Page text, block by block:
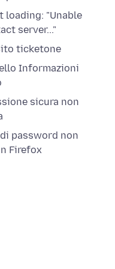
loading: "Unable
server..."
ticketone
Informazioni
sicura non
password non
Firefox
dati ricevuti.